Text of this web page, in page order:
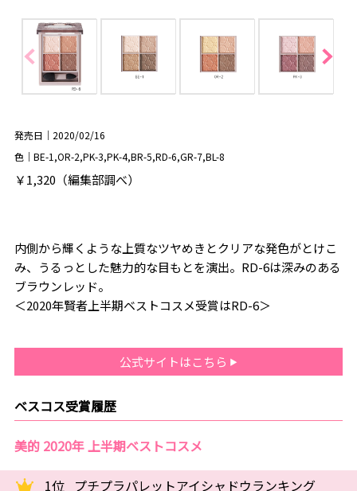
発売日｜2020/02/16
色｜BE-1,OR-2,PK-3,PK-4,BR-5,RD-6,GR-7,BL-8
￥1,320（編集部調べ）
内側から輝くような上質なツヤめきとクリアな発色がとけこ
み、うるっとした魅力的な目もとを演出。RD-6は深みのある
ブラウンレッド。
＜2020年賢者上半期ベストコスメ受賞はRD-6＞
公式サイトはこちら
ベスコス受賞履歴
美的 2020年 上半期ベストコスメ
1位 プチプラパレットアイシャドウランキング